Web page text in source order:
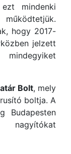
mindenki
hogy 2017-
jelzett
Bolt, mely
boltja. A
Budapesten